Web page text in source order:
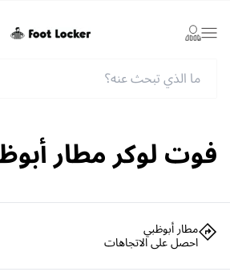
Login
فوت لوكر مطار
مطار أبوظبي
احصل على الاتجاهات